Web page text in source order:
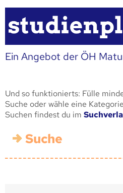
Ein Angebot der ÖH
Und so funktionierts: Fülle
Suche oder wähle eine
Suchen findest du im
Suche